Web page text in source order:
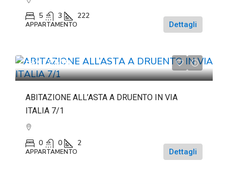
5 3 222
APPARTAMENTO Dettagli
da€22.500
ABITAZIONE ALL’ASTA A DRUENTO IN VIA
ITALIA 7/1
0 0 2
APPARTAMENTO Dettagli